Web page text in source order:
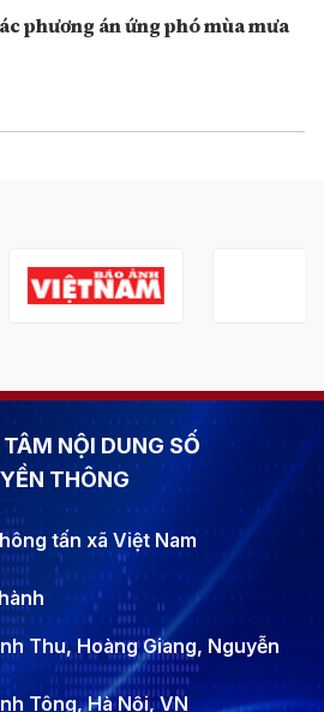
phương án ứng phó mùa mưa
NỘI DUNG SỐ
THÔNG
tấn xã Việt Nam
Thu, Hoàng Giang, Nguyễn
Tông, Hà Nội, VN